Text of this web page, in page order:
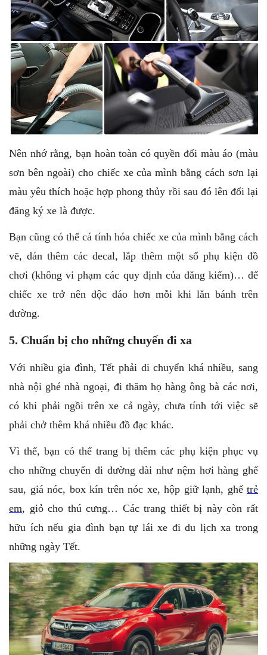
Nên nhớ rằng, bạn hoàn toàn có quyền đổi màu áo (màu
sơn bên ngoài) cho chiếc xe của mình bằng cách sơn lại
màu yêu thích hoặc hợp phong thủy rồi sau đó lên đổi lại
đăng ký xe là được.
Bạn cũng có thể cá tính hóa chiếc xe của mình bằng cách
vẽ, dán thêm các decal, lắp thêm một số phụ kiện đồ
chơi (không vi phạm các quy định của đăng kiểm)… để
chiếc xe trở nên độc đáo hơn mỗi khi lăn bánh trên
đường.
5. Chuẩn bị cho những chuyến đi xa
Với nhiều gia đình, Tết phải di chuyển khá nhiều, sang
nhà nội ghé nhà ngoại, đi thăm họ hàng ông bà các nơi,
có khi phải ngồi trên xe cả ngày, chưa tính tới việc sẽ
phải chở thêm khá nhiều đồ đạc khác.
Vì thế,bạn có thể trang bị thêm các phụ kiện phục vụ
cho những chuyến đi đường dài như nệm hơi hàng ghế
sau, giá nóc, box kín trên nóc xe, hộp giữ lạnh, ghế trẻ
em, giỏ cho thú cưng… Các trang thiết bị này còn rất
hữu ích nếu gia đình bạn tự lái xe đi du lịch xa trong
những ngày Tết.